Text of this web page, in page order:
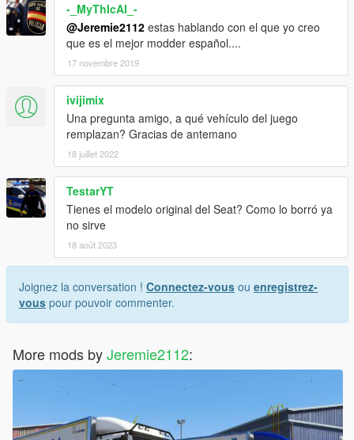
-_MyThIcAl_-
@Jeremie2112 estas hablando con el que yo creo
que es el mejor modder español....
17 novembre 2019
ivijimix
Una pregunta amigo, a qué vehículo del juego
remplazan? Gracias de antemano
18 juillet 2022
TestarYT
Tienes el modelo original del Seat? Como lo borró ya
no sirve
18 août 2023
Joignez la conversation ! Connectez-vous ou enregistrez-
vous pour pouvoir commenter.
More mods byJeremie2112: